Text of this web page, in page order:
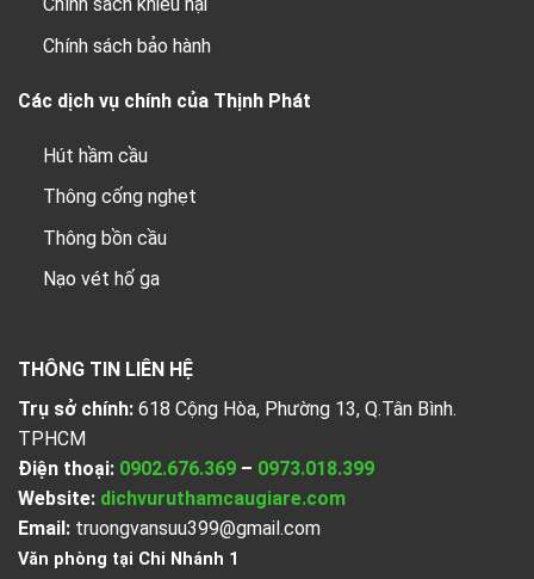
Chính sách khiếu nại
Chính sách bảo hành
Các dịch vụ chính của Thịnh Phát
Hút hầm cầu
Thông cống nghẹt
Thông bồn cầu
Nạo vét hố ga
THÔNG TIN LIÊN HỆ
Trụ sở chính: 618 Cộng Hòa, Phường 13, Q.Tân Bình.
TPHCM
Điện thoại: 0902.676.369 – 0973.018.399
Website: dichvuruthamcaugiare.com
Email: truongvansuu399@gmail.com
Văn phòng tại Chi Nhánh 1